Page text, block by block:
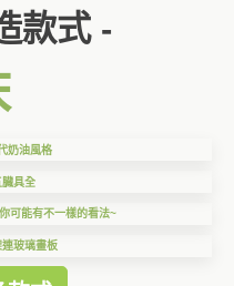
款式 -
奶油風格
臓具全
可能有不一樣的看法~
玻璃畫板